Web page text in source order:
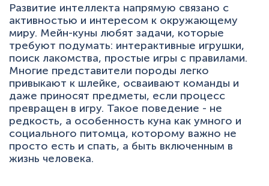
Развитие интеллекта напрямую связано с
активностью и интересом к окружающему
миру. Мейн-куны любят задачи, которые
требуют подумать: интерактивные игрушки,
поиск лакомства, простые игры с правилами.
Многие представители породы легко
привыкают к шлейке, осваивают команды и
даже приносят предметы, если процесс
превращен в игру. Такое поведение - не
редкость, а особенность куна как умного и
социального питомца, которому важно не
просто есть и спать, а быть включенным в
жизнь человека.